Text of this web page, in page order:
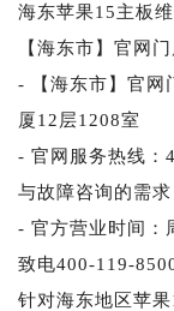
海东苹果15主板
【海东市】官网
- 【海东市】官网
厦12层1208室
- 官网服务热线：
与故障咨询的需求
- 官方营业时间：
致电400-119-
针对海东地区苹